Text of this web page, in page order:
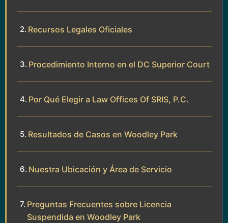
Recursos Legales Oficiales
Procedimiento Interno en el DC Superior Court
Por Qué Elegir a Law Offices Of SRIS, P.C.
Resultados de Casos en Woodley Park
Nuestra Ubicación y Área de Servicio
Preguntas Frecuentes sobre Licencia
Suspendida en Woodley Park